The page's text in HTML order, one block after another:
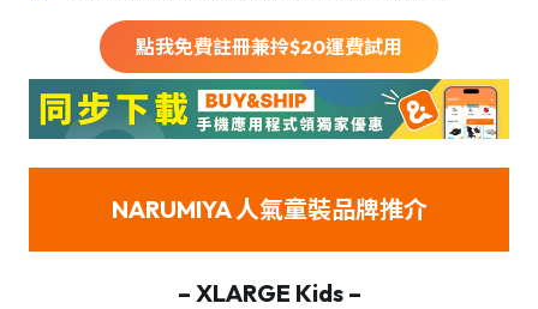
點我免費註冊兼拎$20運費試用
NARUMIYA 人氣童裝品牌推介
– XLARGE Kids –